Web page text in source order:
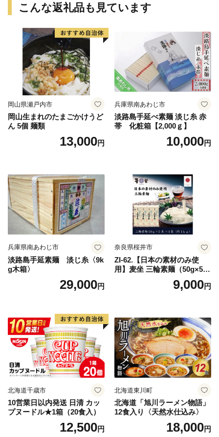
こんな返礼品も見ています
岡山県瀬戸内市
岡山生まれのたまごかけうど
ん 5個 麺類
13,000円
兵庫県南あわじ市
淡路島手延べ素麺 淡じ糸 赤
帯 化粧箱【2,000ｇ】
10,000円
兵庫県南あわじ市
淡路島手延素麺 淡じ糸〈9k
g木箱〉
29,000円
奈良県桜井市
ZI-62.【日本の素材のみ使
用】麦坐 三輪素麺（50g×5束
9,000円
北海道千歳市
10営業日以内発送 日清 カッ
プヌードル★1箱（20食入）
12,500円
北海道東川町
北海道「旭川ラーメン物語」
12食入り〈天然水仕込み〉
18,000円